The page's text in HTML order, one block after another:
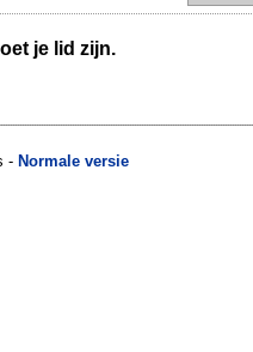
je lid zijn.
- Normale versie